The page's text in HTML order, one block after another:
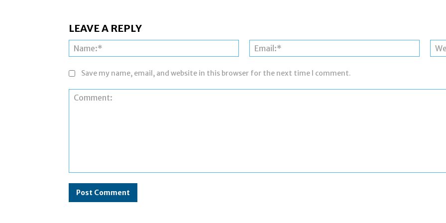
LEAVE A REPLY
Name:* Email:*
Save my name, email, and website in this browser for the next time I comment.